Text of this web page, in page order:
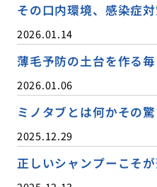
その口内環境、感染症
2026.01.14
薄毛予防の土台を作る
2026.01.06
ミノタブとは何かその
2025.12.29
正しいシャンプーこそ